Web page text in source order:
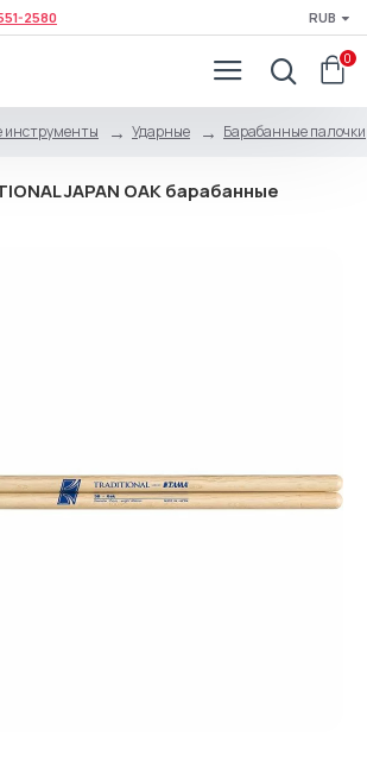
2580 RUB
0
Ударные Барабанные
JAPAN OAK барабанные